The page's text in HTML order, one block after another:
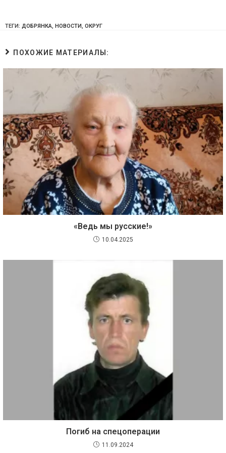
ТЕГИ: ДОБРЯНКА, НОВОСТИ, ОКРУГ
ПОХОЖИЕ МАТЕРИАЛЫ:
«Ведь мы русские!»
10.04.2025
Погиб на спецоперации
11.09.2024